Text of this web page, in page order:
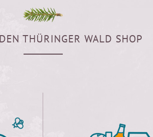
THÜRINGER WALD SHOP